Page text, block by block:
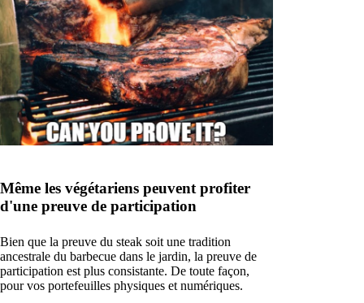
Même les végétariens peuvent profiter
d'une preuve de participation
Bien que la preuve du steak soit une tradition
ancestrale du barbecue dans le jardin, la preuve de
participation est plus consistante. De toute façon,
pour vos portefeuilles physiques et numériques.